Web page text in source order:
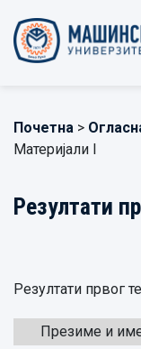
Почетна >
Материјали I
Резултати
Резултати првог
Прeзимe и